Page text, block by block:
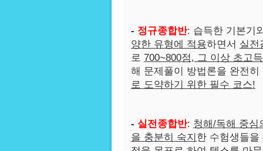
- 정규종합반: 습득한 기본기
양한 유형에 적용하면서 실전
로 700~800점, 그 이상 초고
해 문제풀이 방법론을 완전
로 도약하기 위한 필수 코스!
- 실전종합반: 청해/독해 중심
을 충분히 숙지 한 수험생들